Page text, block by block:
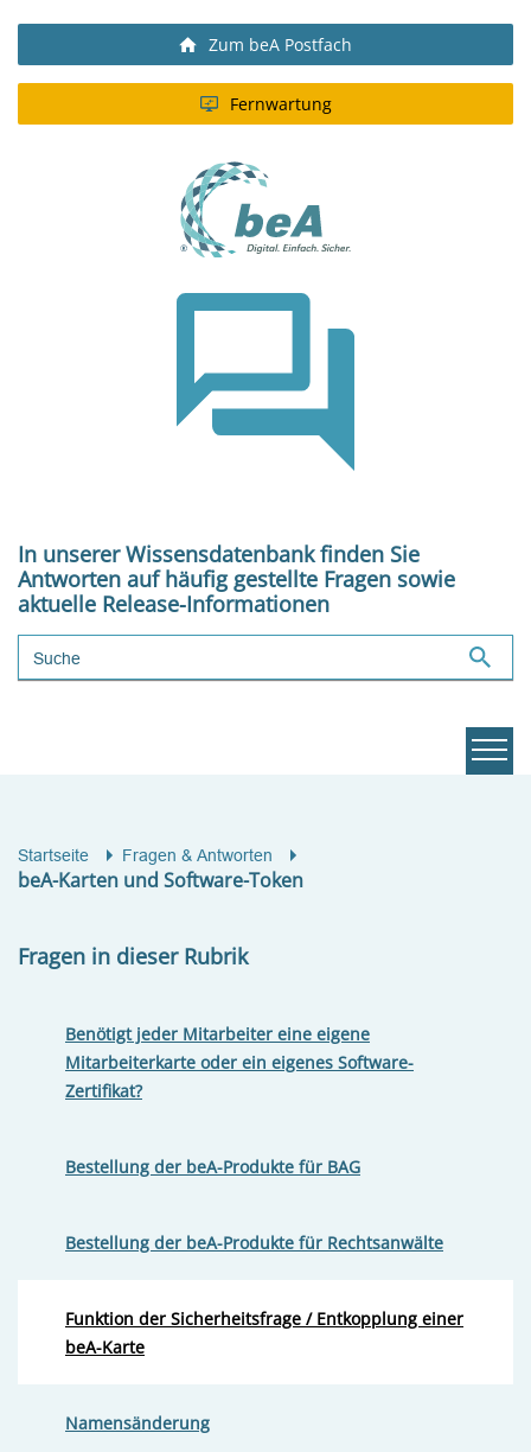
Zum beA Postfach
Fernwartung
In unserer Wissensdatenbank finden Sie
Antworten auf häufig gestellte Fragen sowie
aktuelle Release-Informationen
Suchbegriff
Startseite Fragen & Antworten
beA-Karten und Software-Token
Fragen in dieser Rubrik
Benötigt jeder Mitarbeiter eine eigene
Mitarbeiterkarte oder ein eigenes Software-
Zertifikat?
Bestellung der beA-Produkte für BAG
Bestellung der beA-Produkte für Rechtsanwälte
Funktion der Sicherheitsfrage / Entkopplung einer
beA-Karte
Namensänderung